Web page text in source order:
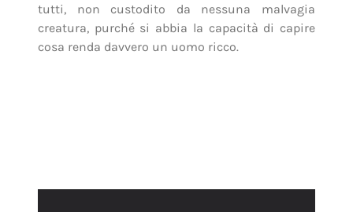
tutti, non custodito da nessuna malvagia
creatura, purché si abbia la capacità di capire
cosa renda davvero un uomo ricco.